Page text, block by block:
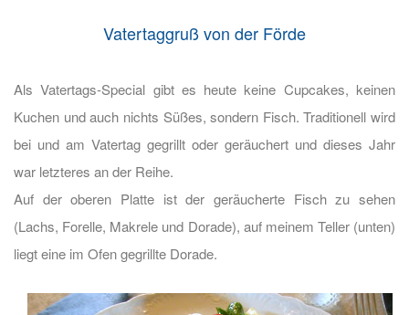
Vatertaggruß von der Förde
Als Vatertags-Special gibt es heute keine Cupcakes, keinen
Kuchen und auch nichts Süßes, sondern Fisch. Traditionell wird
bei und am Vatertag gegrillt oder geräuchert und dieses Jahr
war letzteres an der Reihe.
Auf der oberen Platte ist der geräucherte Fisch zu sehen
(Lachs, Forelle, Makrele und Dorade), auf meinem Teller (unten)
liegt eine im Ofen gegrillte Dorade.